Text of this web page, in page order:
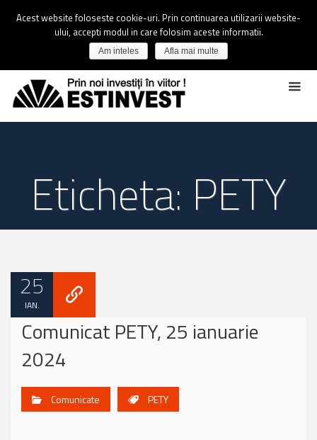
Eticheta: PETY
25
IAN.
Comunicat PETY, 25 ianuarie
2024
Comunicate PETY
Acest website foloseste cookie-uri. Prin continuarea utilizarii website-
ului, accepti modul in care folosim aceste informatii.
Am inteles Afla mai multe